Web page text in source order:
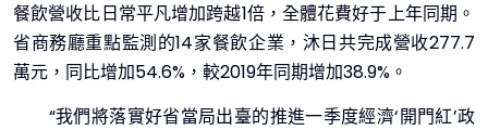
餐飲營收比日常平凡增加跨越1倍，全體花費好于上年同期。
省商務廳重點監測的14家餐飲企業，沐日共完成營收277.7
萬元，同比增加54.6%，較2019年同期增加38.9%。
“我們將落實好省當局出臺的推進一季度經濟‘開門紅’政